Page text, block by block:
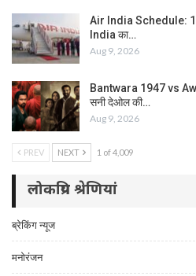
Air India Schedule: 1
India का…
Aug 9, 2026
Bantwara 1947 vs
सनी देओल की…
Aug 9, 2026
PREV NEXT 1 of 4,009
लोकप्रिय श्रेणियां
ब्रेकिंग न्यूज
मनोरंजन